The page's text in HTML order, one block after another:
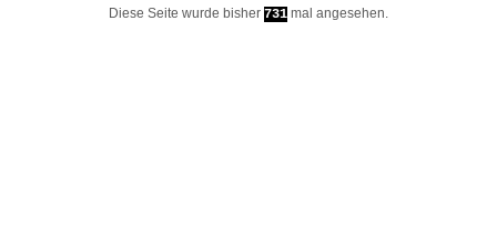
Diese Seite wurde bisher 731 mal angesehen.